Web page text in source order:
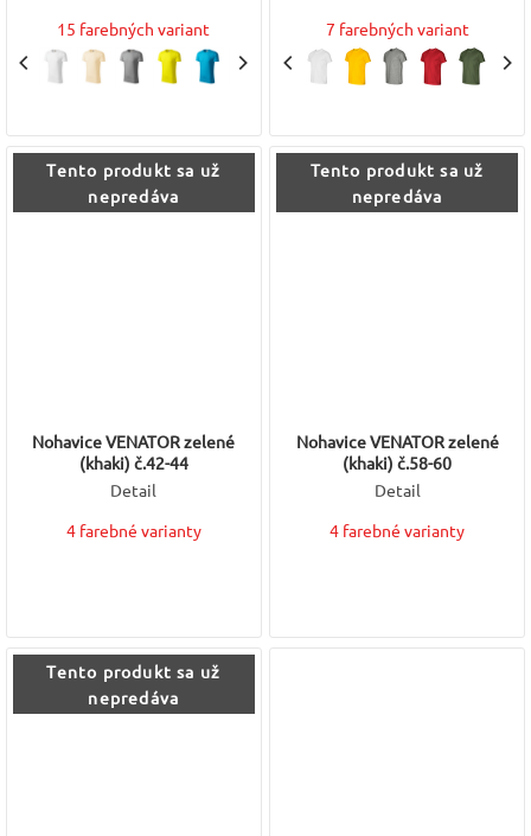
15 farebných variant 7 farebných variant
Tento produkt sa už
nepredáva
Nohavice VENATOR zelené
(khaki) č.42-44
Detail
4 farebné varianty
Tento produkt sa už
nepredáva
Nohavice VENATOR zelené
(khaki) č.58-60
Detail
4 farebné varianty
Tento produkt sa už
nepredáva